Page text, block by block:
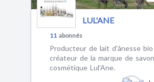
LUL'ANE
11abonnés
Producteur de lait d'ânesse
créateur de la marque de
cosmétique Lul'Ane.